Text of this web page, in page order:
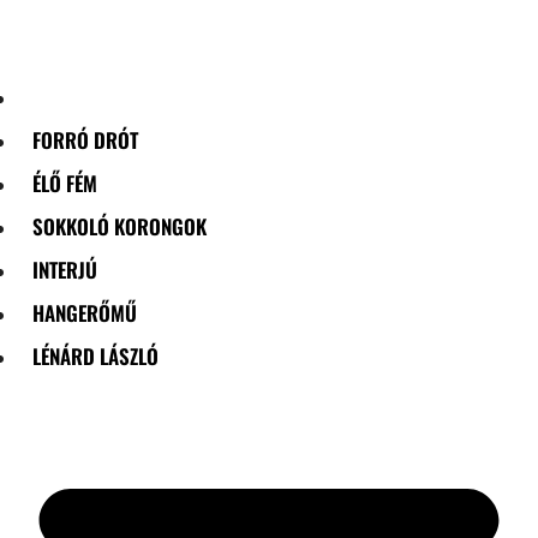
FORRÓ DRÓT
ÉLŐ FÉM
SOKKOLÓ KORONGOK
INTERJÚ
HANGERŐMŰ
LÉNÁRD LÁSZLÓ